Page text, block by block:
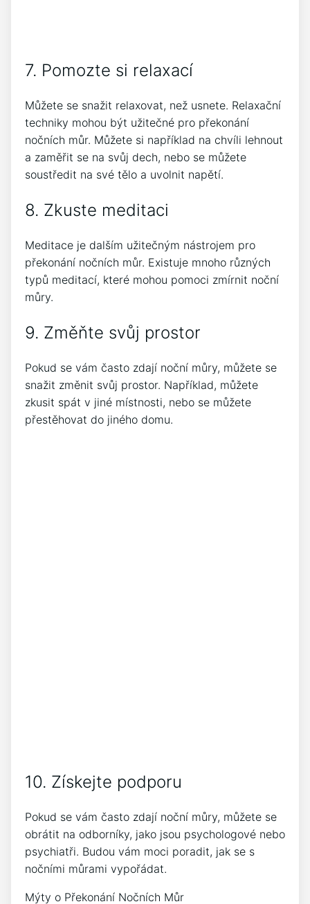
7. Pomozte si relaxací
Můžete se snažit relaxovat, než usnete. Relaxační
techniky mohou být užitečné pro překonání
nočních můr. Můžete si například na chvíli lehnout
a zaměřit se na svůj dech, nebo se můžete
soustředit na své tělo a uvolnit napětí.
8. Zkuste meditaci
Meditace je dalším užitečným nástrojem pro
překonání nočních můr. Existuje mnoho různých
typů meditací, které mohou pomoci zmírnit noční
můry.
9. Změňte svůj prostor
Pokud se vám často zdají noční můry, můžete se
snažit změnit svůj prostor. Například, můžete
zkusit spát v jiné místnosti, nebo se můžete
přestěhovat do jiného domu.
10. Získejte podporu
Pokud se vám často zdají noční můry, můžete se
obrátit na odborníky, jako jsou psychologové nebo
psychiatři. Budou vám moci poradit, jak se s
nočními můrami vypořádat.
Mýty o Překonání Nočních Můr